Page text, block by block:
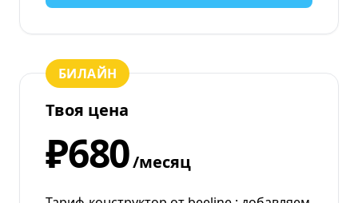
БИЛАЙН
Твоя цена
₽680/месяц